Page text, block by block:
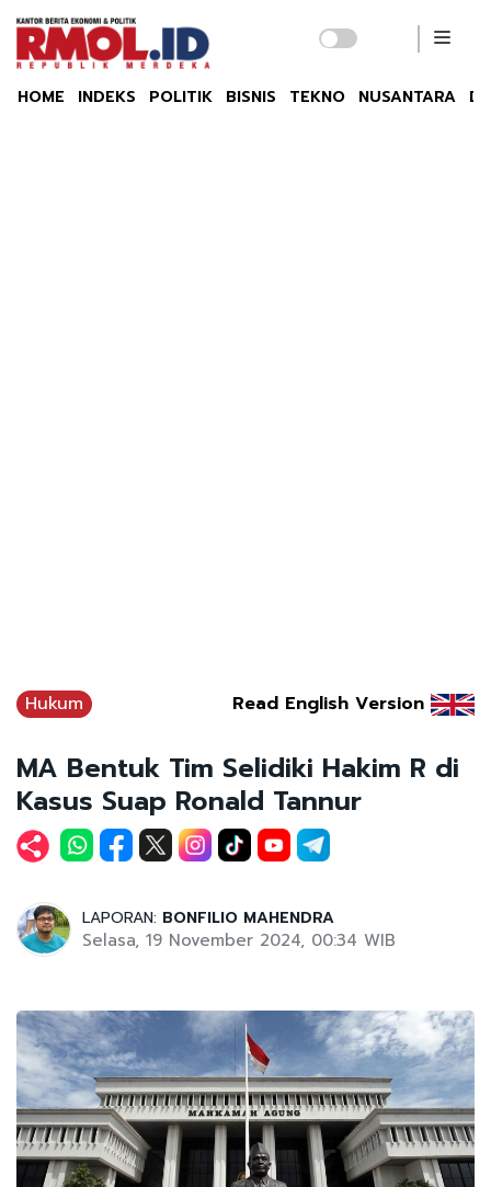
HOME INDEKS POLITIK BISNIS TEKNO NUSANTARA
Hukum Read English Version
MA Bentuk Tim Selidiki Hakim R di
Kasus Suap Ronald Tannur
LAPORAN: BONFILIO MAHENDRA
Selasa, 19 November 2024, 00:34 WIB